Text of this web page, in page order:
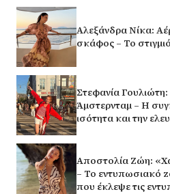
Αλεξάνδρα Νίκα:
σκάφος – Το
Στεφανία
Άμστερνταμ – Η
ισότητα και την
Αποστολία Ζώη:
– Το εντυπωσιακό
που έκλεψε τις